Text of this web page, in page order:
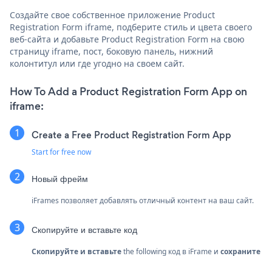
Создайте свое собственное приложение Product
Registration Form iframe, подберите стиль и цвета своего
веб-сайта и добавьте Product Registration Form на свою
страницу iframe, пост, боковую панель, нижний
колонтитул или где угодно на своем сайт.
How To Add a Product Registration Form App on
iframe:
Create a Free Product Registration Form App
Start for free now
Новый фрейм
iFrames позволяет добавлять отличный контент на ваш сайт.
Скопируйте и вставьте код
Скопируйте и вставьтеthe following код в iFrame и сохраните